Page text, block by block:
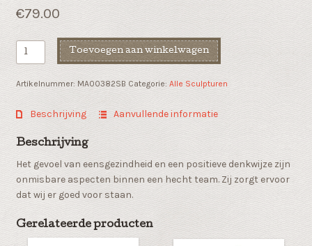
€79.00
Zakelijk
geschenk
Toevoegen aan winkelwagen
Artikelnummer: MA00382SB Categorie: Alle Sculpturen
Beschrijving Aanvullende informatie
Beschrijving
Het gevoel van eensgezindheid en een positieve denkwijze zijn
onmisbare aspecten binnen een hecht team. Zij zorgt ervoor
dat wij er goed voor staan.
Gerelateerde producten